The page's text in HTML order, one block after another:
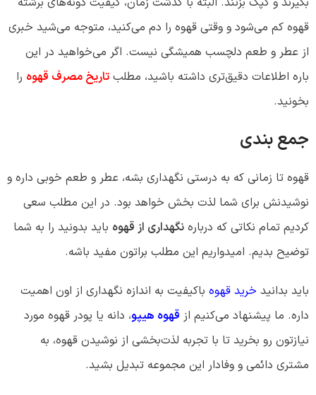
قهوه کم می‌شود و وقتی قهوه را دم می‌کنید، متوجه می‌شید خبری
از عطر و طعم دلچسب همیشگی نیست. اگر می‌خواهید در این
باره اطلاعات دقیق‌تری داشته باشید، مطلب تاریخ مصرف قهوه را
بخونید.
جمع بندی
قهوه تا زمانی که به درستی نگهداری بشه، عطر و طعم خوبی داره و
نوشیدنش برای شما لذت بخش خواهد بود. در این مطلب سعی
کردیم تمام نکاتی که درباره نگهداری از قهوه باید بدونید را به شما
توضیح بدیم. امیدواریم این مطلب براتون مفید باشه.
باید بدانید خرید قهوه باکیفیت به اندازه نگهداری از اون اهمیت
داره. ما پیشنهاد می‌کنیم از قهوه هیپو، دانه یا پودر قهوه مورد
نیازتون رو بخرید تا با تجربه لذت‌بخشی از نوشیدن قهوه، به
مشتری دائمی و وفادار این مجموعه تبدیل بشید.